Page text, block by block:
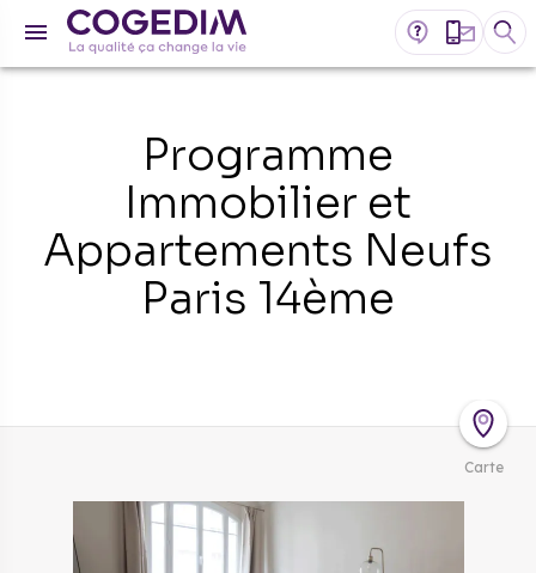
Programme
Immobilier et
Appartements Neufs
Paris 14ème
Carte